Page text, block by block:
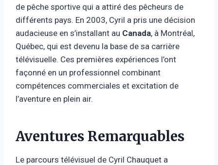
de pêche sportive qui a attiré des pêcheurs de
différents pays. En 2003, Cyril a pris une décision
audacieuse en s’installant au Canada, à Montréal,
Québec, qui est devenu la base de sa carrière
télévisuelle. Ces premières expériences l’ont
façonné en un professionnel combinant
compétences commerciales et excitation de
l’aventure en plein air.
Aventures Remarquables
Le parcours télévisuel de Cyril Chauquet a